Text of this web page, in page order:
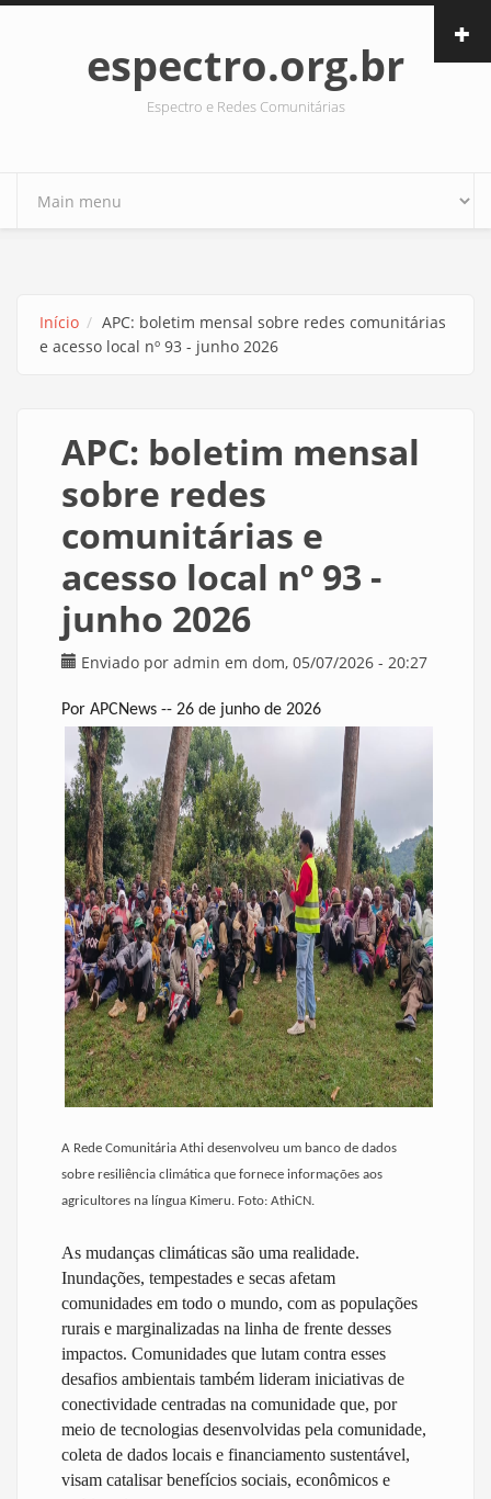
Pular para o conteúdo principal
espectro.org.br
Espectro e Redes Comunitárias
Início
APC: boletim mensal sobre redes comunitárias
e acesso local nº 93 - junho 2026
APC: boletim mensal
sobre redes
comunitárias e
acesso local nº 93 -
junho 2026
Enviado por admin em dom, 05/07/2026 - 20:27
Por APCNews -- 26 de junho de 2026
A Rede Comunitária Athi desenvolveu um banco de dados
sobre resiliência climática que fornece informações aos
agricultores na língua Kimeru. Foto: AthiCN.
As mudanças climáticas são uma realidade.
Inundações, tempestades e secas afetam
comunidades em todo o mundo, com as populações
rurais e marginalizadas na linha de frente desses
impactos. Comunidades que lutam contra esses
desafios ambientais também lideram iniciativas de
conectividade centradas na comunidade que, por
meio de tecnologias desenvolvidas pela comunidade,
coleta de dados locais e financiamento sustentável,
visam catalisar benefícios sociais, econômicos e